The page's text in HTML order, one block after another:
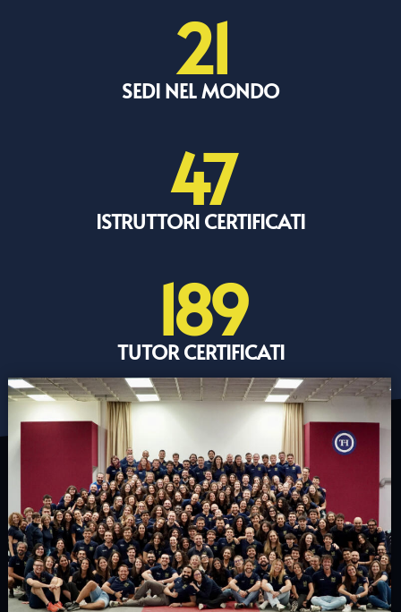
SEDI NEL MONDO
21
ISTRUTTORI CERTIFICATI
47
TUTOR CERTIFICATI
189